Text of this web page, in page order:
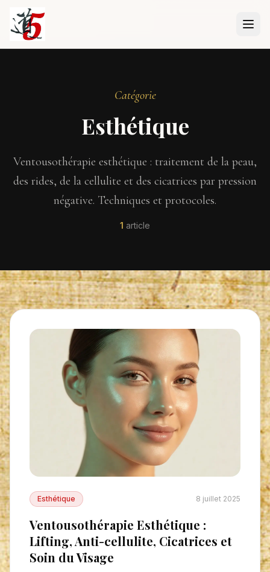
Aller au contenu principal
Catégorie
Esthétique
Ventousothérapie esthétique : traitement de la peau,
des rides, de la cellulite et des cicatrices par pression
négative. Techniques et protocoles.
1 article
Esthétique 8 juillet 2025
Ventousothérapie Esthétique :
Lifting, Anti-cellulite, Cicatrices et
Soin du Visage